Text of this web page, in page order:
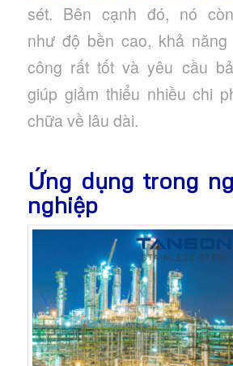
sét. Bên cạnh đó, nó
như độ bền cao, khả
công rất tốt và yêu cầu
giúp giảm thiểu nhiều chi
chữa về lâu dài.
Ứng dụng trong
nghiệp